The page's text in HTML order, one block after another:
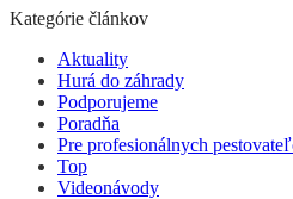
Kategórie článkov
Aktuality
Hurá do záhrady
Podporujeme
Poradňa
Pre profesionálnych
Top
Videonávody